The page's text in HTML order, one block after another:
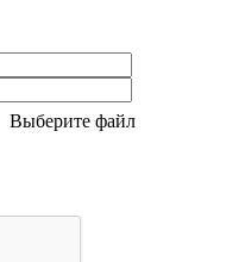
Выберите файл